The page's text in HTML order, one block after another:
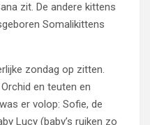
zit. De andere kittens
Somalikittens
zondag op zitten.
en teuten en
er volop: Sofie, de
Lucy (baby’s ruiken zo